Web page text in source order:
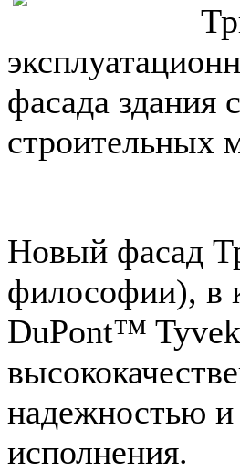
фасада
строительных
Новый фасад
философии), в
DuPont™
надежностью и
исполнения.